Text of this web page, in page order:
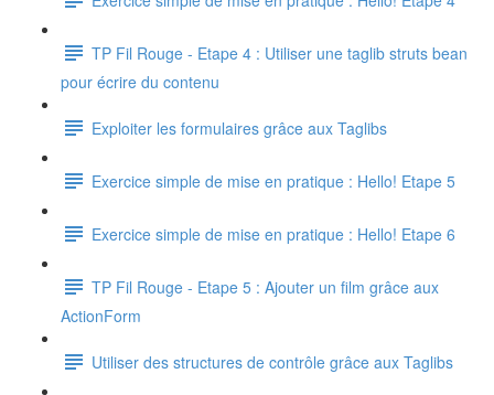
TP Fil Rouge - Etape 4 : Utiliser une taglib struts bean
pour écrire du contenu
Exploiter les formulaires grâce aux Taglibs
Exercice simple de mise en pratique : Hello! Etape 5
Exercice simple de mise en pratique : Hello! Etape 6
TP Fil Rouge - Etape 5 : Ajouter un film grâce aux
ActionForm
Utiliser des structures de contrôle grâce aux Taglibs